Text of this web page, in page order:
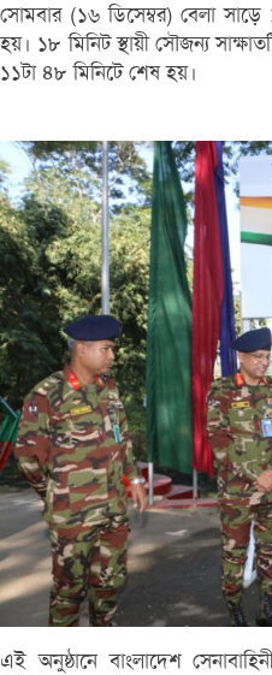
সোমবার (১৬ ডিসেম্বর) বেলা
হয়। ১৮ মিনিট স্থায়ী সৌজন্য
১১টা ৪৮ মিনিটে শেষ হয়।
এই অনুষ্ঠানে বাংলাদেশ